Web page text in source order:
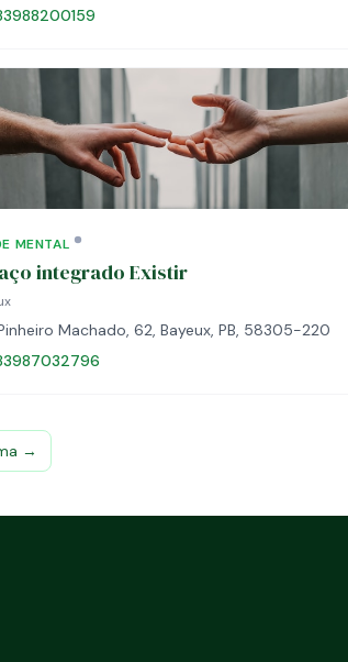
MENTAL
integrado Existir
Machado, 62, Bayeux, PB, 58305-220
→